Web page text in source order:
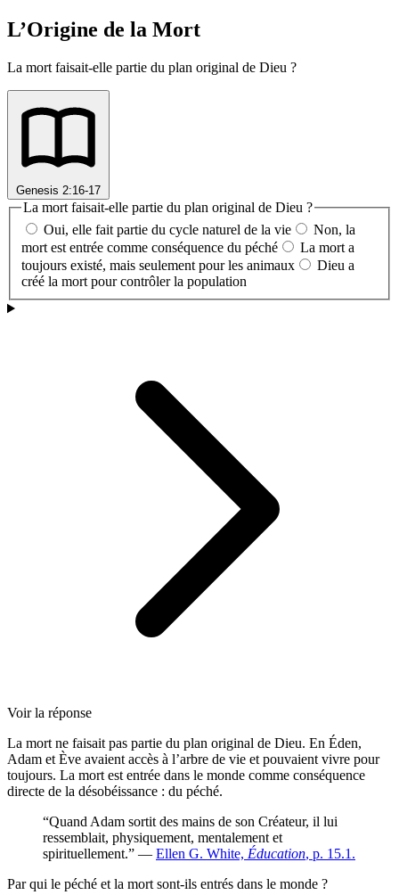
L’Origine de la Mort
La mort faisait-elle partie du plan original de Dieu ?
Genesis 2:16-17
La mort faisait-elle partie du plan original de Dieu ?
Oui, elle fait partie du cycle naturel de la vie
Non, la
mort est entrée comme conséquence du péché
La mort a
toujours existé, mais seulement pour les animaux
Dieu a
créé la mort pour contrôler la population
Voir la réponse
La mort ne faisait pas partie du plan original de Dieu. En Éden,
Adam et Ève avaient accès à l’arbre de vie et pouvaient vivre pour
toujours. La mort est entrée dans le monde comme conséquence
directe de la désobéissance : du péché.
“Quand Adam sortit des mains de son Créateur, il lui
ressemblait, physiquement, mentalement et
spirituellement.” — Ellen G. White, Éducation, p. 15.1.
Par qui le péché et la mort sont-ils entrés dans le monde ?